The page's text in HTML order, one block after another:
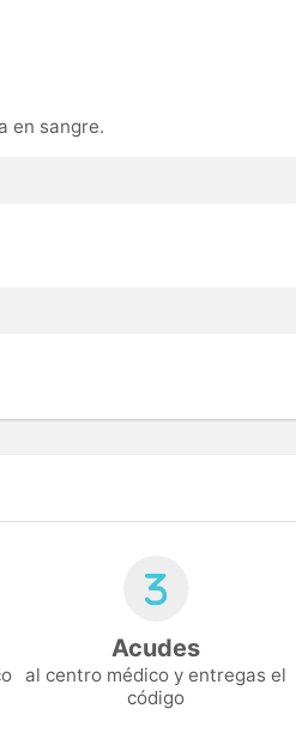
en sangre.
Acudes
al centro médico y entregas el
código